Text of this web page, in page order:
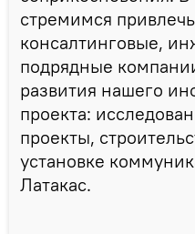
стремимся
консалтинговые,
подрядные
развития нашего
проекта:
проекты,
установке
Латакас.